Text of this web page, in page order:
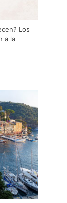
Los
a la